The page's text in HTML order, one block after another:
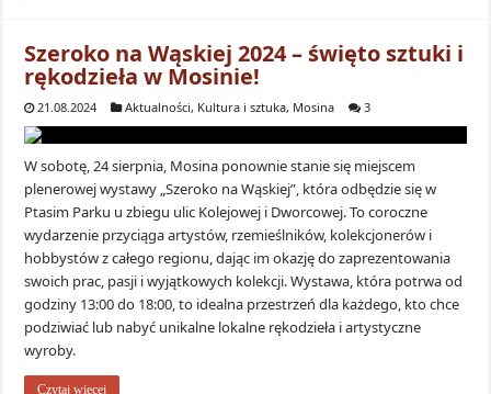
Szeroko na Wąskiej 2024 – święto sztuki i
rękodzieła w Mosinie!
21.08.2024 Aktualności, Kultura i sztuka, Mosina 3
W sobotę, 24 sierpnia, Mosina ponownie stanie się miejscem
plenerowej wystawy „Szeroko na Wąskiej”, która odbędzie się w
Ptasim Parku u zbiegu ulic Kolejowej i Dworcowej. To coroczne
wydarzenie przyciąga artystów, rzemieślników, kolekcjonerów i
hobbystów z całego regionu, dając im okazję do zaprezentowania
swoich prac, pasji i wyjątkowych kolekcji. Wystawa, która potrwa od
godziny 13:00 do 18:00, to idealna przestrzeń dla każdego, kto chce
podziwiać lub nabyć unikalne lokalne rękodzieła i artystyczne
wyroby.
Czytaj więcej